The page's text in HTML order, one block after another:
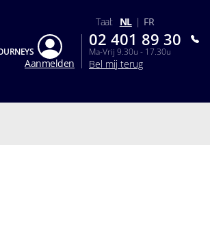
Aanmelden
Taal: NL | FR
02 401 89 30
Ma-Vrij 9.30u - 17.30u
Bel mij terug